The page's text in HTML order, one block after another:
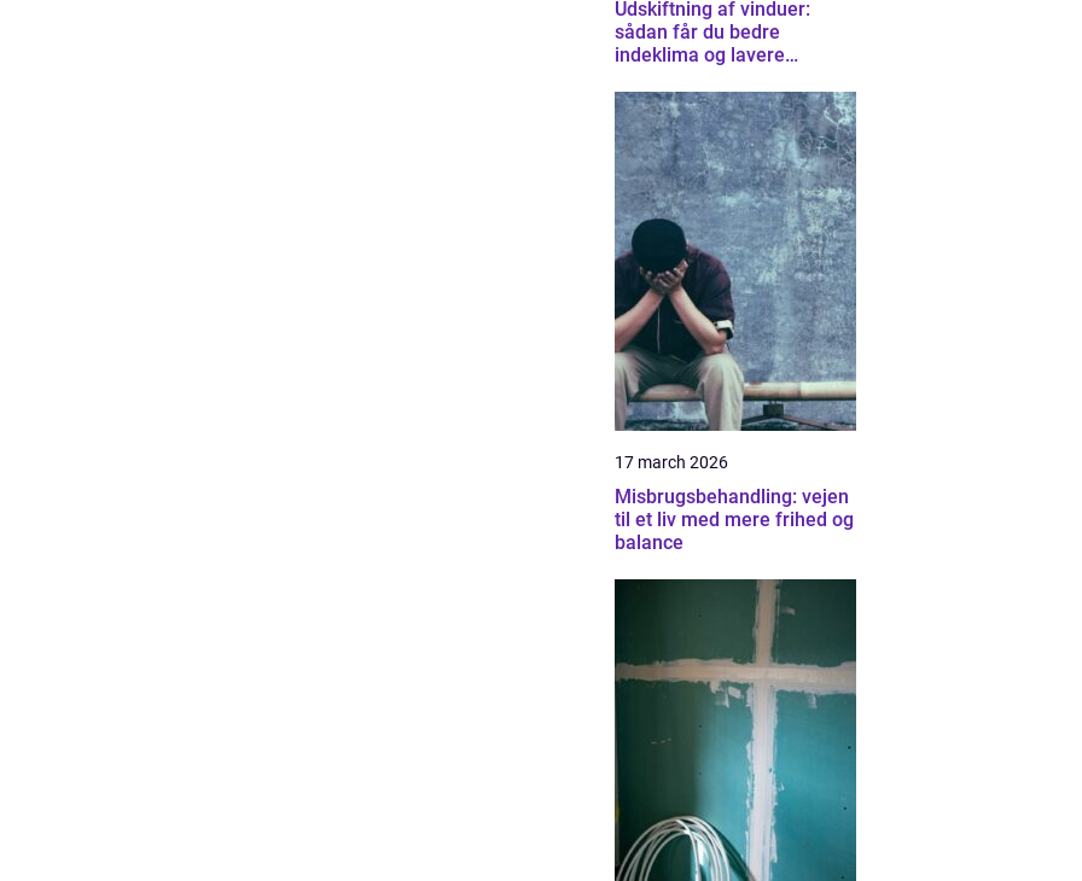
Udskiftning af vinduer:
sådan får du bedre
indeklima og lavere
17 march 2026
Misbrugsbehandling: vejen
til et liv med mere frihed og
balance